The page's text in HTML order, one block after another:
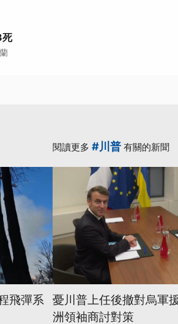
死
飛彈系
閱讀更多 #川普 有關的新聞
憂川普上任後撤對烏軍
洲領袖商討對策